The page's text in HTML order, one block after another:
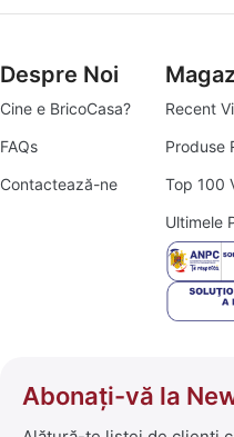
Despre Noi
Cine e BricoCasa?
FAQs
Contactează-ne
Recent
Produse
Top 100
Ultimele
Abonați-vă la